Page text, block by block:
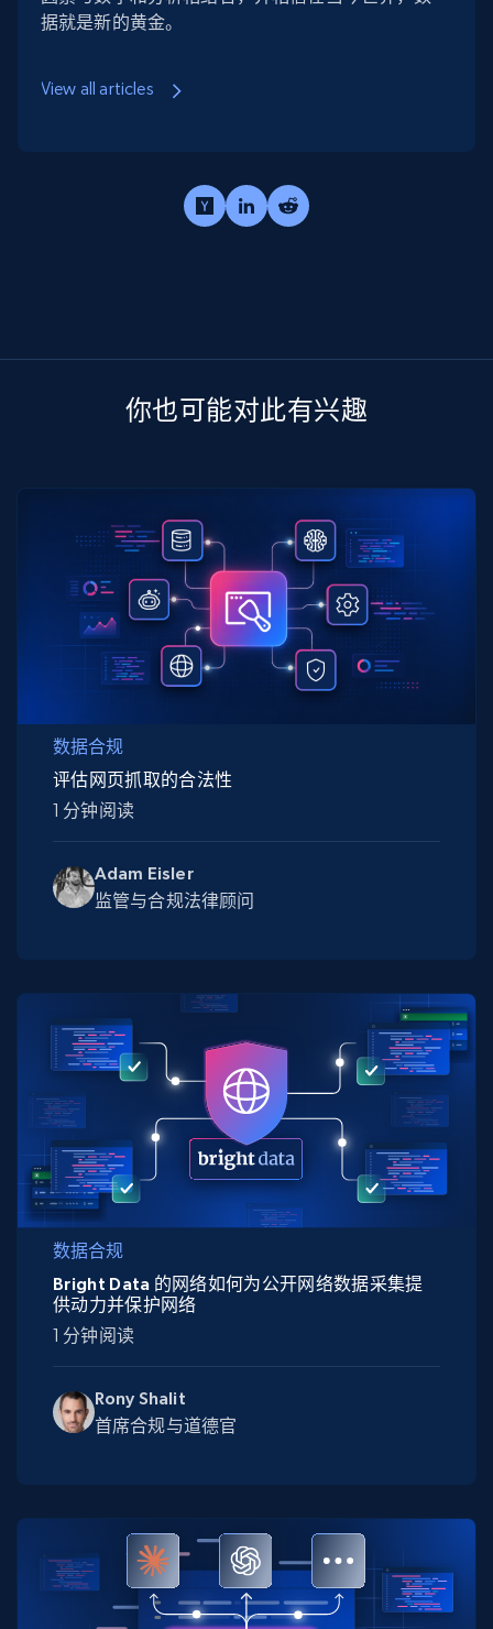
据就是新的黄金。
View all articles
你也可能对此有兴趣
数据合规
Adam Eisler
监管与合规法律顾问
评估网页抓取的合法性
1 分钟阅读
数据合规
Rony Shalit
首席合规与道德官
Bright Data 的网络如何为公开网络数据采集提
供动力并保护网络
1 分钟阅读